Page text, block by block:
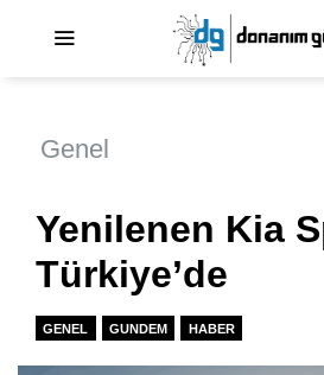
Genel
Yenilenen Kia
Türkiye’de
GENEL GUNDEM HABER